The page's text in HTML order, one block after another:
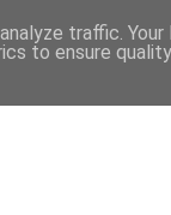
traffic. Your
to ensure